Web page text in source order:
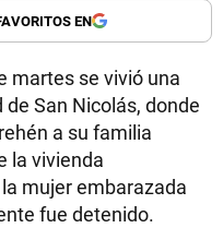
EN
martes se vivió una
San Nicolás, donde
a su familia
la vivienda
mujer embarazada
fue detenido.